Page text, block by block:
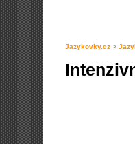
Jazykovky.cz >